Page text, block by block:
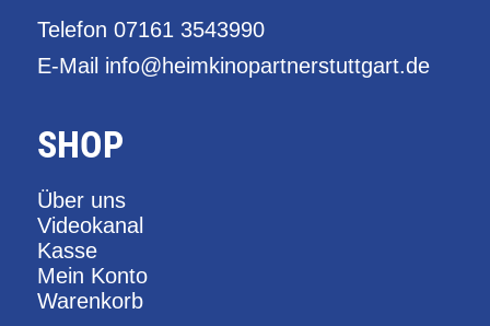
Telefon 07161 3543990
E-Mail info@heimkinopartnerstuttgart.de
SHOP
Über uns
Videokanal
Kasse
Mein Konto
Warenkorb